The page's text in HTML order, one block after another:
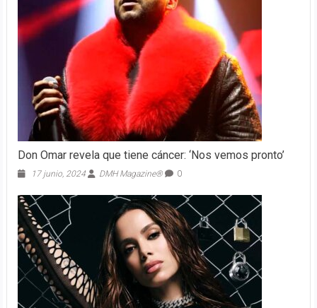
Don Omar revela que tiene cáncer: ‘Nos vemos pronto’
17 junio, 2024 DMH Magazine® 0